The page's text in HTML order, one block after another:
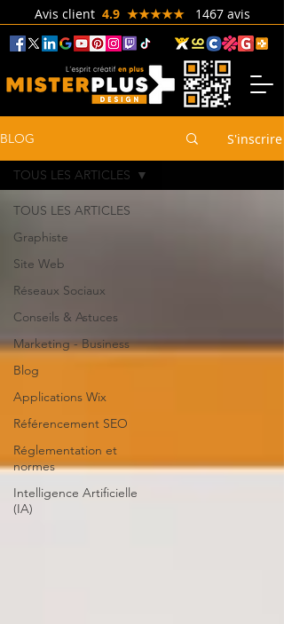
Avis client 4.9 ★★★★★ 1467 avis
BLOG S'inscrire
TOUS LES ARTICLES
Graphiste
Site Web
Réseaux Sociaux
Conseils & Astuces
Marketing - Business
Blog
Applications Wix
Référencement SEO
Réglementation et
normes
Intelligence Artificielle
(IA)
TOUS LES ARTICLES